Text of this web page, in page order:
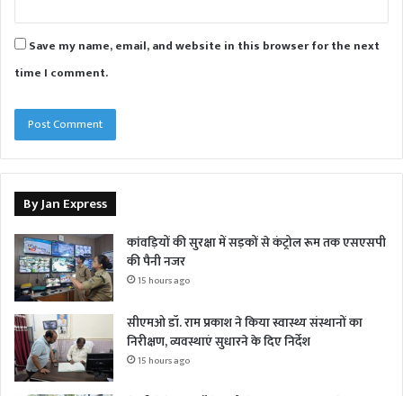
Save my name, email, and website in this browser for the next
time I comment.
By Jan Express
कांवड़ियों की सुरक्षा में सड़कों से कंट्रोल रूम तक एसएसपी
की पैनी नजर
15 hours ago
सीएमओ डॉ. राम प्रकाश ने किया स्वास्थ्य संस्थानों का
निरीक्षण, व्यवस्थाएं सुधारने के दिए निर्देश
15 hours ago